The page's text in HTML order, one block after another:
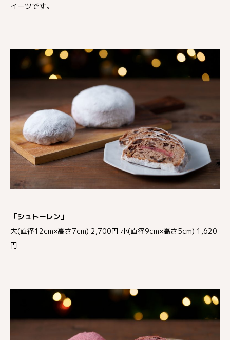
イーツです。
「シュトーレン」
大(直径12cm×高さ7cm) 2,700円 小(直径9cm×高さ5cm) 1,620
円